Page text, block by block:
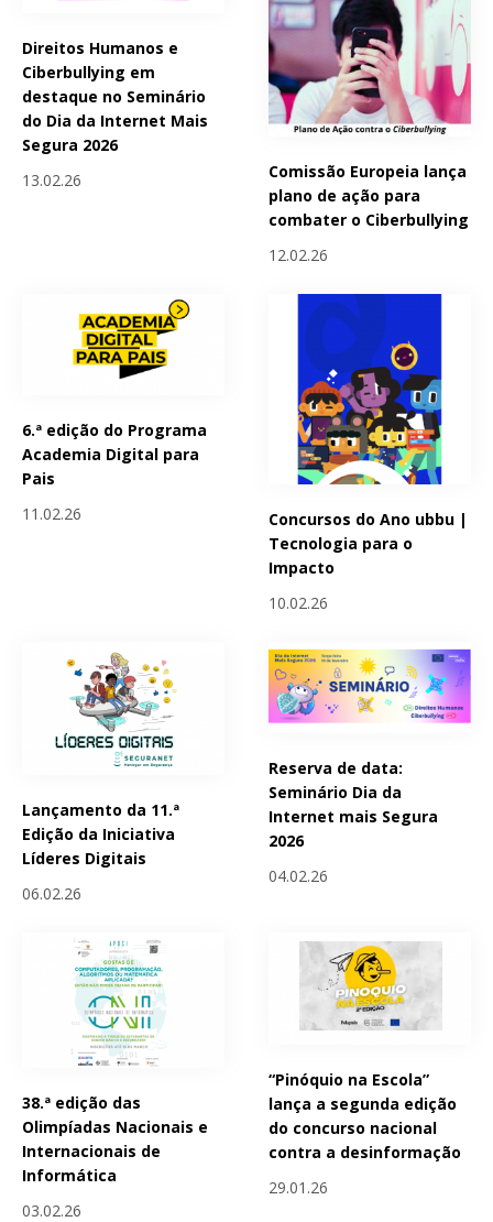
Direitos Humanos e
Ciberbullying em
destaque no Seminário
do Dia da Internet Mais
Segura 2026
13.02.26
Comissão Europeia lança
plano de ação para
combater o Ciberbullying
12.02.26
6.ª edição do Programa
Academia Digital para
Pais
11.02.26
Concursos do Ano ubbu |
Tecnologia para o
Impacto
10.02.26
Lançamento da 11.ª
Edição da Iniciativa
Líderes Digitais
06.02.26
Reserva de data:
Seminário Dia da
Internet mais Segura
2026
04.02.26
38.ª edição das
Olimpíadas Nacionais e
Internacionais de
Informática
03.02.26
“Pinóquio na Escola”
lança a segunda edição
do concurso nacional
contra a desinformação
29.01.26